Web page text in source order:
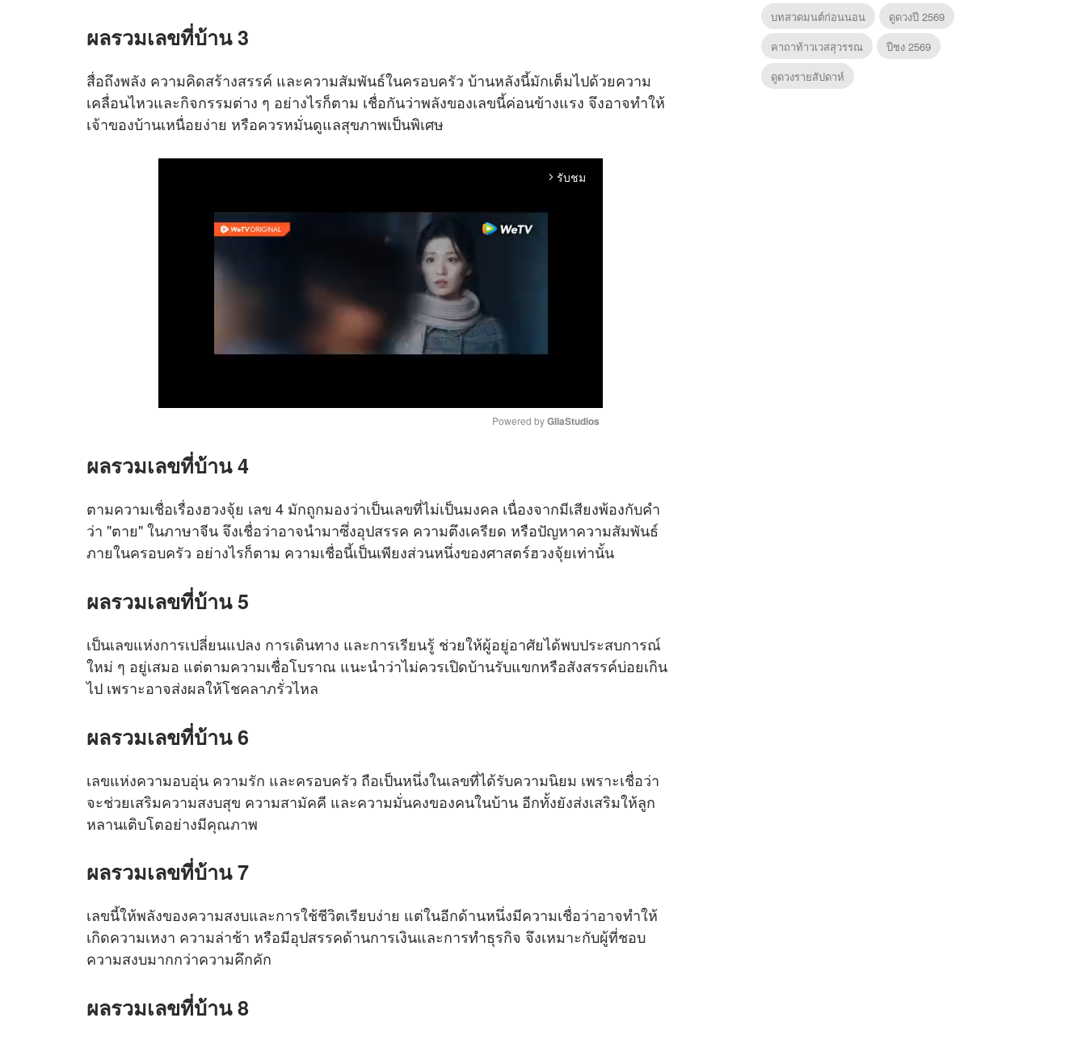
ผลรวมเลขที่บ้าน 3
สื่อถึงพลัง ความคิดสร้างสรรค์ และความสัมพันธ์ในครอบครัว บ้านหลังนี้มักเต็มไปด้วยความ
เคลื่อนไหวและกิจกรรมต่าง ๆ อย่างไรก็ตาม เชื่อกันว่าพลังของเลขนี้ค่อนข้างแรง จึงอาจทำให้
เจ้าของบ้านเหนื่อยง่าย หรือควรหมั่นดูแลสุขภาพเป็นพิเศษ
arrow_forward_ios รับชม
t
e
Powered by GliaStudios
ผลรวมเลขที่บ้าน 4
ตามความเชื่อเรื่องฮวงจุ้ย เลข 4 มักถูกมองว่าเป็นเลขที่ไม่เป็นมงคล เนื่องจากมีเสียงพ้องกับคำ
ว่า "ตาย" ในภาษาจีน จึงเชื่อว่าอาจนำมาซึ่งอุปสรรค ความตึงเครียด หรือปัญหาความสัมพันธ์
ภายในครอบครัว อย่างไรก็ตาม ความเชื่อนี้เป็นเพียงส่วนหนึ่งของศาสตร์ฮวงจุ้ยเท่านั้น
ผลรวมเลขที่บ้าน 5
เป็นเลขแห่งการเปลี่ยนแปลง การเดินทาง และการเรียนรู้ ช่วยให้ผู้อยู่อาศัยได้พบประสบการณ์
ใหม่ ๆ อยู่เสมอ แต่ตามความเชื่อโบราณ แนะนำว่าไม่ควรเปิดบ้านรับแขกหรือสังสรรค์บ่อยเกิน
ไป เพราะอาจส่งผลให้โชคลาภรั่วไหล
ผลรวมเลขที่บ้าน 6
เลขแห่งความอบอุ่น ความรัก และครอบครัว ถือเป็นหนึ่งในเลขที่ได้รับความนิยม เพราะเชื่อว่า
จะช่วยเสริมความสงบสุข ความสามัคคี และความมั่นคงของคนในบ้าน อีกทั้งยังส่งเสริมให้ลูก
หลานเติบโตอย่างมีคุณภาพ
ผลรวมเลขที่บ้าน 7
เลขนี้ให้พลังของความสงบและการใช้ชีวิตเรียบง่าย แต่ในอีกด้านหนึ่งมีความเชื่อว่าอาจทำให้
เกิดความเหงา ความล่าช้า หรือมีอุปสรรคด้านการเงินและการทำธุรกิจ จึงเหมาะกับผู้ที่ชอบ
ความสงบมากกว่าความคึกคัก
ผลรวมเลขที่บ้าน 8
บทสวดมนต์ก่อนนอน
ดูดวงปี 2569
คาถาท้าวเวสสุวรรณ
ปีชง 2569
ดูดวงรายสัปดาห์